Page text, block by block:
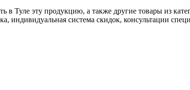
эту продукцию, а также другие товары из
индивидуальная система скидок, консультации